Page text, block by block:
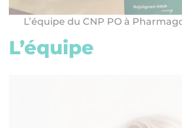
L’équipe du CNP PO à
L’équipe